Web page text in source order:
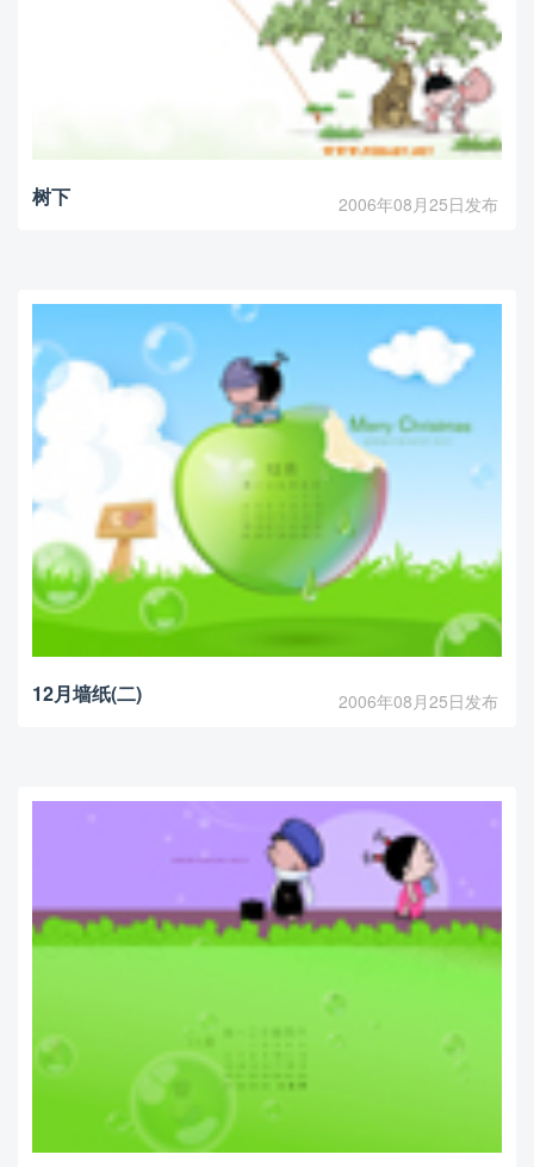
树下 2006年08月25日发布
12月墙纸(二) 2006年08月25日发布